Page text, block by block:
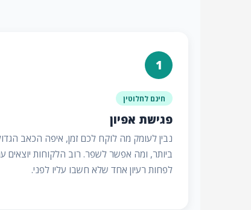
1
חינם לחלוטין
פגישת אפיון
נבין לעומק מה לוקח לכם זמן, איפה הכאב
ביותר, ומה אפשר לשפר. רוב הלקוחות יוצאים
לפחות רעיון אחד שלא חשבו עליו לפני.